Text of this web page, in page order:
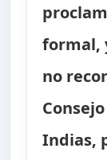
formal,
no
Indias,